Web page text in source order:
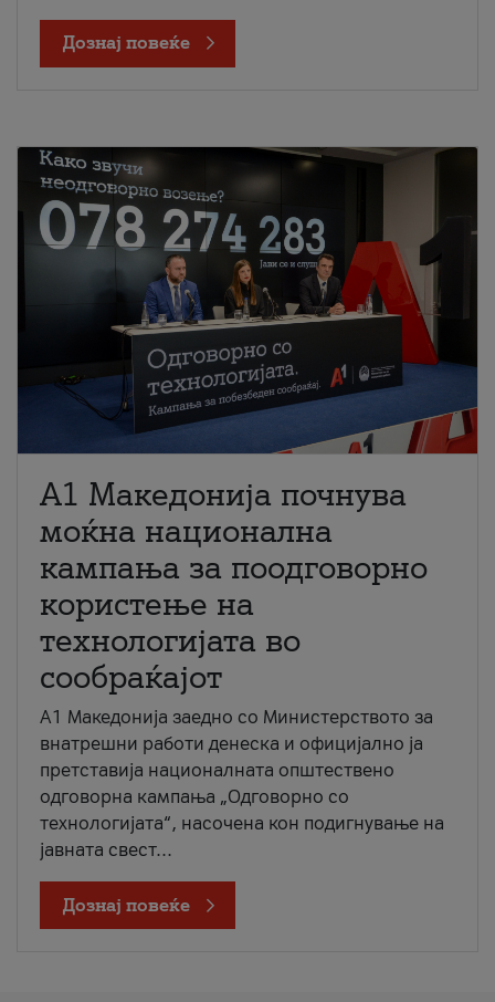
Дознај повеќе
A1 Македонија почнува
моќна национална
кампања за поодговорно
користење на
технологијата во
сообраќајот
A1 Македонија заедно со Министерството за
внатрешни работи денеска и официјално ја
претставија националната општествено
одговорна кампања „Одговорно со
технологијата“, насочена кон подигнување на
јавната свест...
Дознај повеќе